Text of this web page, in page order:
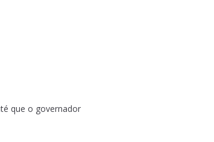
que o governador